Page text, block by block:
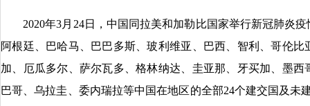
2020年3月24日，中国同拉美和加勒比国家举行新冠肺炎疫
阿根廷、巴哈马、巴巴多斯、玻利维亚、巴西、智利、哥伦
加、厄瓜多尔、萨尔瓦多、格林纳达、圭亚那、牙买加、墨
巴哥、乌拉圭、委内瑞拉等中国在地区的全部24个建交国及未